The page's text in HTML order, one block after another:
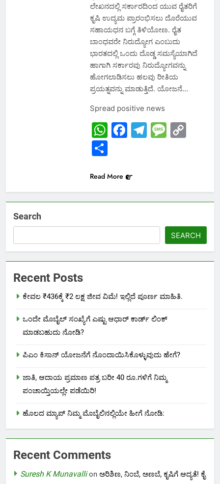
ಲೇಖನದಲ್ಲಿ ಸರ್ಕಾರದಿಂದ ಯುವ ರೈತರಿಗೆ
ಕೃಷಿ ಉದ್ಯಮ ಪ್ರಾರಂಭಿಸಲು ದೊರೆಯುವ
ಸಹಾಯಧನ ಬಗ್ಗೆ ತಿಳಿಯೋಣ. ರೈತ
ಬಾಂಧವರೇ ನಿರುದ್ಯೋಗ ಎಂಬುದು
ಭಾರತದಲ್ಲಿ ಒಂದು ದೊಡ್ಡ ಸಮಸ್ಯೆಯಾಗಿದೆ
ಹಾಗಾಗಿ ಸರ್ಕಾರವು ನಿರುದ್ಯೋಗವನ್ನು
ಹೋಗಲಾಡಿಸಲು ಹಲವು ರೀತಿಯ
ಪ್ರಯತ್ನವನ್ನು ಮಾಡುತ್ತಿದೆ. ಯೋಜನೆ…
Spread positive news
WhatsApp
Facebook
Telegram
Share
Read More
Search
SEARCH
Recent Posts
ಕೇವಲ ₹436ಕ್ಕೆ ₹2 ಲಕ್ಷ ಜೀವ ವಿಮೆ! ಇಲ್ಲಿದೆ ಪೂರ್ಣ ಮಾಹಿತಿ.
ಒಂದೇ ಮೊಬೈಲ್ ಸಂಖ್ಯೆಗೆ ಎಷ್ಟು ಆಧಾರ್ ಕಾರ್ಡ್ ಲಿಂಕ್
ಮಾಡಬಹುದು ನೋಡಿ?
ಪಿಎಂ ಕಿಸಾನ್ ಯೋಜನೆಗೆ ನೊಂದಾಯಿಸಿಕೊಳ್ಳುವುದು ಹೇಗೆ?
ಜಾತಿ, ಆದಾಯ ಪ್ರಮಾಣ ಪತ್ರ ಬರೀ 40 ರೂ.ಗಳಿಗೆ ನಿಮ್ಮ
ಪಂಚಾಯ್ತಿಯಲ್ಲೇ ಪಡೆಯಿರಿ!
ಹೊಲದ ಮ್ಯಾಪ್ ನಿಮ್ಮ ಮೊಬೈಲಿನಲ್ಲಿಯೇ ಹೀಗೆ ನೋಡಿ:
Recent Comments
Suresh K Munavallion ಅರಿಶಿಣ, ನಿಂಬೆ, ಅಣಬೆ, ಕೃಷಿಗೆ ಆದ್ಯತೆ! ಕೈ